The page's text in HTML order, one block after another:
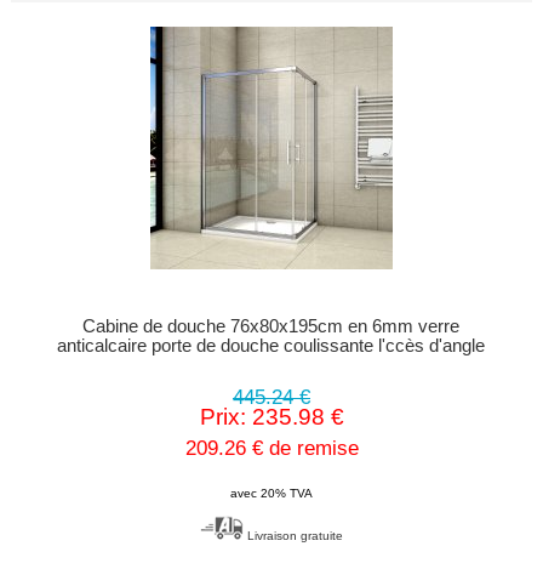
Cabine de douche 76x80x195cm en 6mm verre
anticalcaire porte de douche coulissante l'ccès d'angle
445.24 €
Prix: 235.98 €
209.26 € de remise
avec 20% TVA
Livraison gratuite